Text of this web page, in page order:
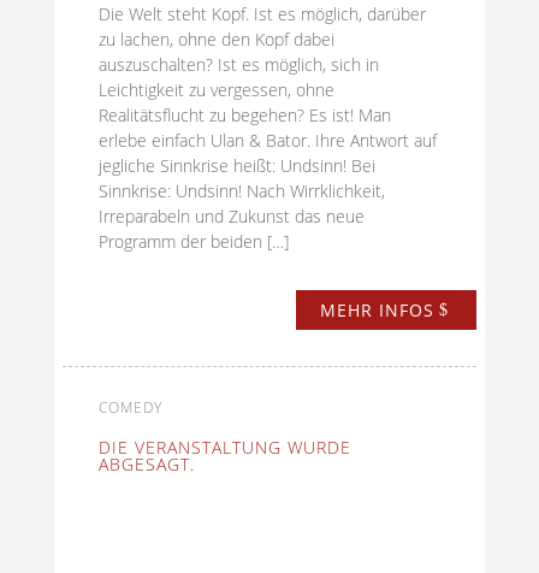
Die Welt steht Kopf. Ist es möglich, darüber
zu lachen, ohne den Kopf dabei
auszuschalten? Ist es möglich, sich in
Leichtigkeit zu vergessen, ohne
Realitätsflucht zu begehen? Es ist! Man
erlebe einfach Ulan & Bator. Ihre Antwort auf
jegliche Sinnkrise heißt: Undsinn! Bei
Sinnkrise: Undsinn! Nach Wirrklichkeit,
Irreparabeln und Zukunst das neue
Programm der beiden […]
MEHR INFOS
COMEDY
DIE VERANSTALTUNG WURDE
ABGESAGT.